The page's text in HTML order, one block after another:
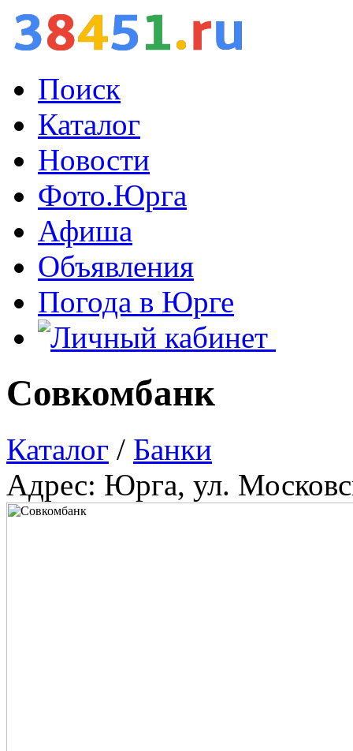
Поиск
Каталог
Новости
Фото.Юрга
Афиша
Объявления
Погода в Юрге
Совкомбанк
Каталог / Банки
Адрес: Юрга, ул.